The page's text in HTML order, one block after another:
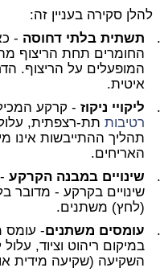
להלן סקירה בעניין זה:
תשתית בלתי דחוסה -
החומרים תחת הריצוף
המופעלים על הריצוף.
איטית.
ליקויי ניקוז- קרקע
רטיבותתת-רצפתית,
תהליך ההתייבשות אינו
האריחים.
שינויים במבנה הקרקע-
שינויים בקרקע - מדובר
(לחץ) משתנים.
עומסים משתנים- עומס
במיקום ריהוט וציוד,
השקיעה (שקיעה מידית